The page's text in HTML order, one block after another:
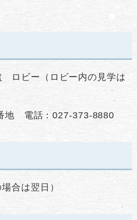
ロビー（ロビー内の見学は
地 電話：027-373-8880
合は翌日）